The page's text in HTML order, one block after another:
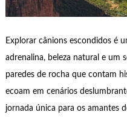
Explorar cânions escondidos é
adrenalina, beleza natural e um
paredes de rocha que contam
ecoam em cenários
jornada única para os amantes